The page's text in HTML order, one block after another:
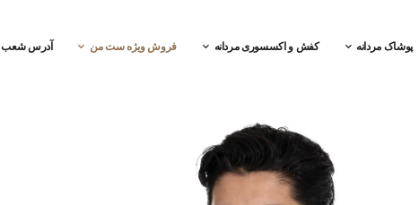
پوشاک مردانه کفش و اکسسوری مردانه فروش ویژه ست من آدرس شعب